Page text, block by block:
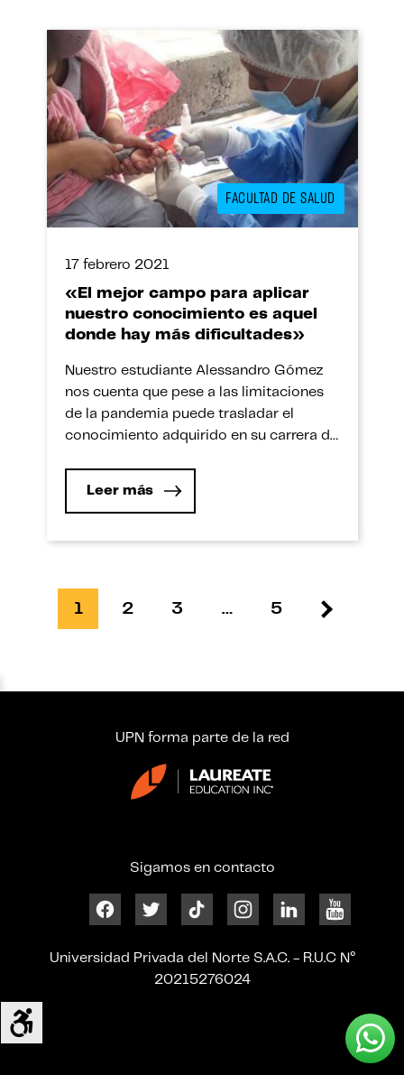
FACULTAD DE SALUD
17 febrero 2021
«El mejor campo para aplicar
nuestro conocimiento es aquel
donde hay más dificultades»
Nuestro estudiante Alessandro Gómez
nos cuenta que pese a las limitaciones
de la pandemia puede trasladar el
conocimiento adquirido en su carrera de
bienestar es la base de todo. Así de claro
y Dietética Alessandro Gómez, quien
Leer más
1 2 3 … 5
UPN forma parte de la red
Sigamos en contacto
Universidad Privada del Norte S.A.C. - R.U.C N°
20215276024